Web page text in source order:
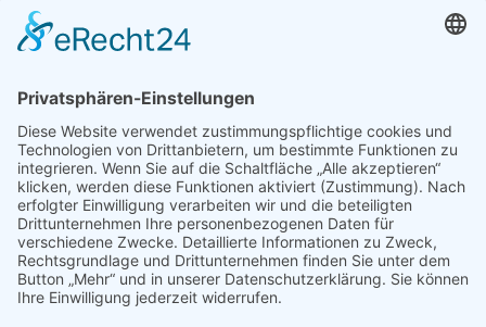
Archiv
Mediadaten
Fotos und Logos
Presseaussendungen
Presse
Presseinformationen abonnieren
ÜBER UNS
Naturschutzbund